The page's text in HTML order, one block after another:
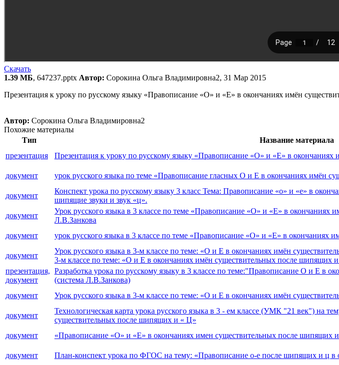
Скачать
1.39 МБ, 647237.pptx Автор: Сорокина Ольга Владимировна2, 31 Мар 2015
Презентация к уроку по русскому языку «Правописание «О» и «Е» в окончаниях имён
Автор: Сорокина Ольга Владимировна2
Похожие материалы
Тип
Название материала
презентация
Презентация к уроку по русскому языку «Правописание «О» и «Е» в
документ урок русского языка по теме «Правописание гласных О и Е в окончаниях имён
документ
Конспект урока по русскому языку 3 класс Тема: Правописание «о» и «е» в
шипящие звуки и звук «ц».
документ
Урок русского языка в 3 классе по теме «Правописание «О» и «Е» в
Л.В.Занкова
документ урок русского языка в 3 классе по теме «Правописание «О» и «Е» в
документ
Урок русского языка в 3-м классе по теме: «О и Е в окончаниях имён
3-м классе по теме: «О и Е в окончаниях имён существительных после шипящих
презентация,
документ
Разработка урока по русскому языку в 3 классе по теме:"Правописание О и Е в
(система Л.В.Занкова)
документ Урок русского языка в 3-м классе по теме: «О и Е в окончаниях имён
документ
Технологическая карта урока русского языка в 3 - ем классе (УМК "21 век") на
существительных после шипящих и « Ц»
документ «Правописание «О» и «Е» в окончаниях имен существительных после шипящих
документ План-конспект урока по ФГОС на тему: «Правописание о-е после шипящих и ц в